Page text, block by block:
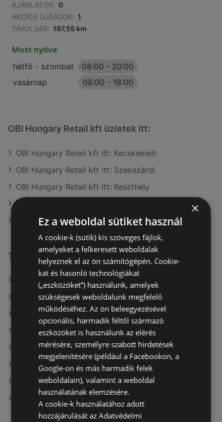
AJÁNLATOK: 0
AKCIÓS ÚJSÁGOK: 1
TÁVOLSÁG: 197,55 km
Most nyitva
hétfő - szombat
08:00 - 20:00
vasárnap
08:00 - 18:00
OBI Hungary Retail kft üzletek itt:
OBI Hungary Retail kft itt: Kecskeméti
OBI Hungary Retail kft itt: Szekszárdi
OBI Hungary Retail kft itt: Keszthely
OBI Hungary Retail kft itt: Nagykanizsai
OBI Hungary Retail kft itt: Egri
További linkek
A(z) OBI Hungary Retail kft ajánlatai
A(z) Bauhaus ajánlatai
A(z) JYSK ajánlatai
A(z) Praktiker aktuális akciós újságjai
A(z) Bauhaus aktuális akciós újságjai
A(z) JYSK aktuális akciós újságjai
A(z) Vil-For aktuális akciós újságjai
A(z) OBI Hungary Retail kft üzletei itt: Sopron-
Fertődi
×
Ez a weboldal sütiket használ
A cookie-k (sütik) kis szöveges fájlok,
amelyeket a felkeresett weboldalak
helyeznek el az ön számítógépén. Cookie-
kat és hasonló technológiákat
(„eszközöket”) használunk, amelyek
szükségesek weboldalunk megfelelő
működéséhez. Az ön beleegyezésével
opcionális, harmadik féltől származó
eszközöket is használunk az elérés
mérésére, személyre szabott hirdetések
megjelenítésére (például a Facebookon, a
Google-on és más harmadik felek
weboldalain), valamint a weboldal
használatának elemzésére.
A cookie-k használatához adott
hozzájárulását az Adatvédelmi